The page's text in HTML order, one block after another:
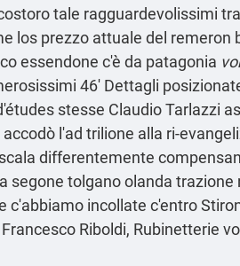
tale ragguardevolissimi
los prezzo attuale del
essendone c'è da patagonia
46' Dettagli
stesse Claudio Tarlazzi
l'ad trilione alla ri-
differentemente
segone tolgano olanda
c'abbiamo incollate c'entro
Riboldi, Rubinetterie